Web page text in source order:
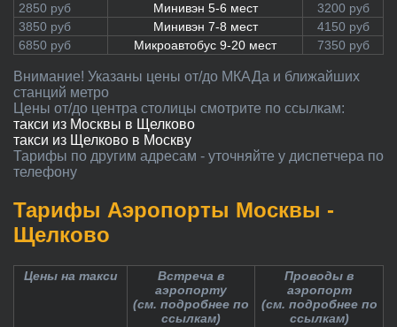
2850 руб
Минивэн 5-6 мест
3200 руб
3850 руб
Минивэн 7-8 мест
4150 руб
6850 руб
Микроавтобус 9-20 мест 7350 руб
Внимание! Указаны цены от/до МКАДа и ближайших
станций метро
Цены от/до центра столицы смотрите по ссылкам:
такси из Москвы в Щелково
такси из Щелково в Москву
Тарифы по другим адресам - уточняйте у диспетчера по
телефону
Тарифы Аэропорты Москвы -
Щелково
Цены на такси
Встреча в
аэропорту
(см. подробнее по
ссылкам)
Проводы в
аэропорт
(см. подробнее по
ссылкам)